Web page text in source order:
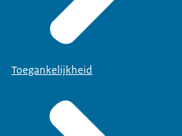
Toegankelijkheid